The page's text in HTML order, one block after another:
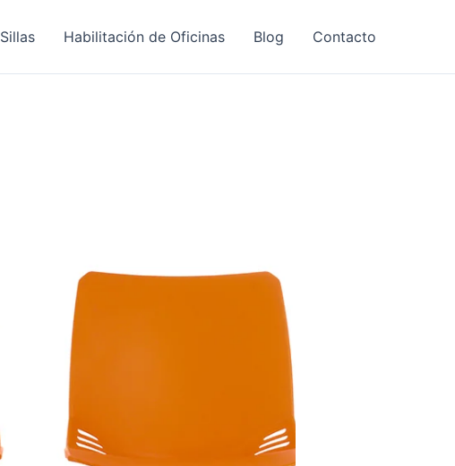
Sillas Habilitación de Oficinas Blog Contacto